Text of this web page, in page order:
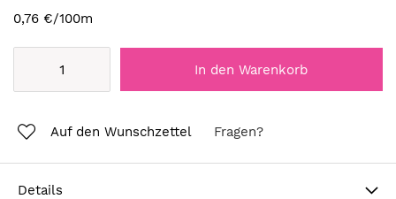
0,76 €/100m
In den Warenkorb
Auf den Wunschzettel Fragen?
Details